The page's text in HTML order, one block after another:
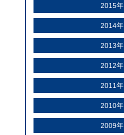
2015年
2014年
2013年
2012年
2011年
2010年
2009年